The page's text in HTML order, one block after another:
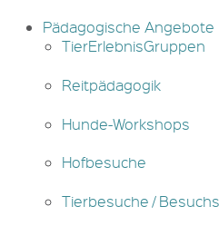
Pädagogische Angebote
TierErlebnisGruppen
Reitpädagogik
Hunde-Workshops
Hofbesuche
Tierbesuche /